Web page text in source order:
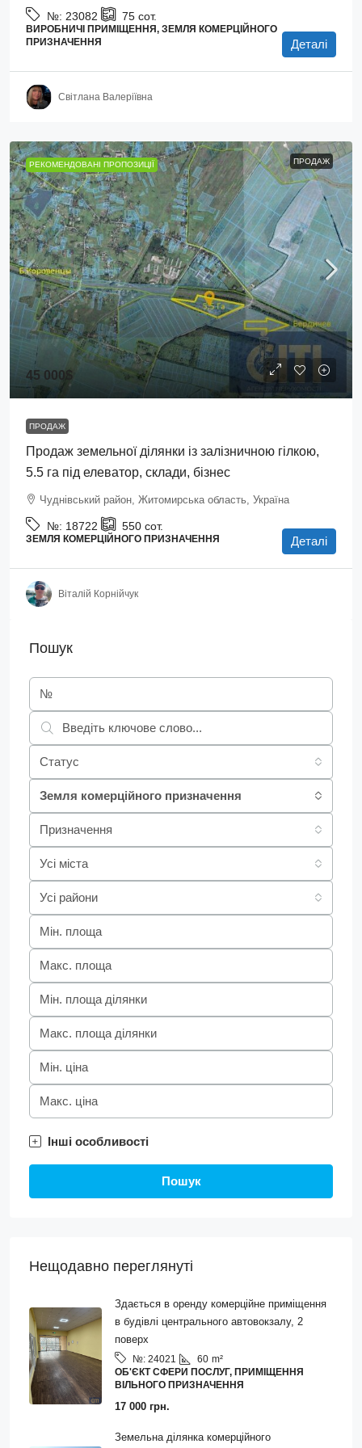
№: 23082 75 сот.
ВИРОБНИЧІ ПРИМІЩЕННЯ, ЗЕМЛЯ КОМЕРЦІЙНОГО
ПРИЗНАЧЕННЯ
Деталі
Світлана Валеріївна
РЕКОМЕНДОВАНІ ПРОПОЗИЦІЇ ПРОДАЖ
45 000$
ПРОДАЖ
Продаж земельної ділянки із залізничною гілкою,
5.5 га під елеватор, склади, бізнес
Чуднівський район, Житомирська область, Україна
№: 18722 550 сот.
ЗЕМЛЯ КОМЕРЦІЙНОГО ПРИЗНАЧЕННЯ Деталі
Віталій Корнійчук
Пошук
Статус
Земля комерційного призначення
Призначення
Усі міста
Усі райони
Інші особливості
Пошук
Нещодавно переглянуті
Здається в оренду комерційне приміщення
в будівлі центрального автовокзалу, 2
поверх
№: 24021 60 m²
ОБ'ЄКТ СФЕРИ ПОСЛУГ, ПРИМІЩЕННЯ
ВІЛЬНОГО ПРИЗНАЧЕННЯ
17 000 грн.
Земельна ділянка комерційного